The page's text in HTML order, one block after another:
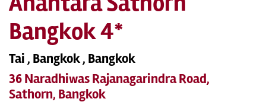
Bangkok 4*
Tai , Bangkok , Bangkok
36 Naradhiwas Rajanagarindra Road,
Sathorn, Bangkok